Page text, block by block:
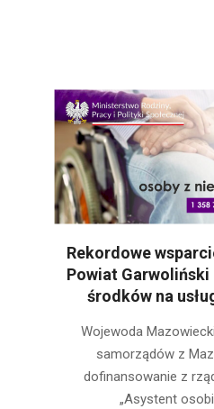
Rekordowe
Powiat Garwoliński
środków na
Wojewoda
samorządów z
dofinansowanie z
„Asystent